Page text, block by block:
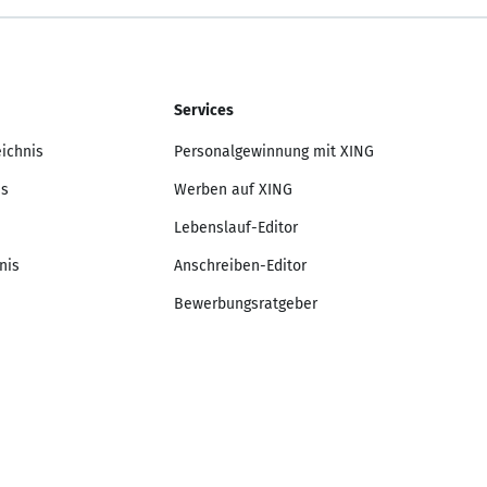
Services
Personalgewinnung mit XING
Werben auf XING
Lebenslauf-Editor
Anschreiben-Editor
Bewerbungsratgeber